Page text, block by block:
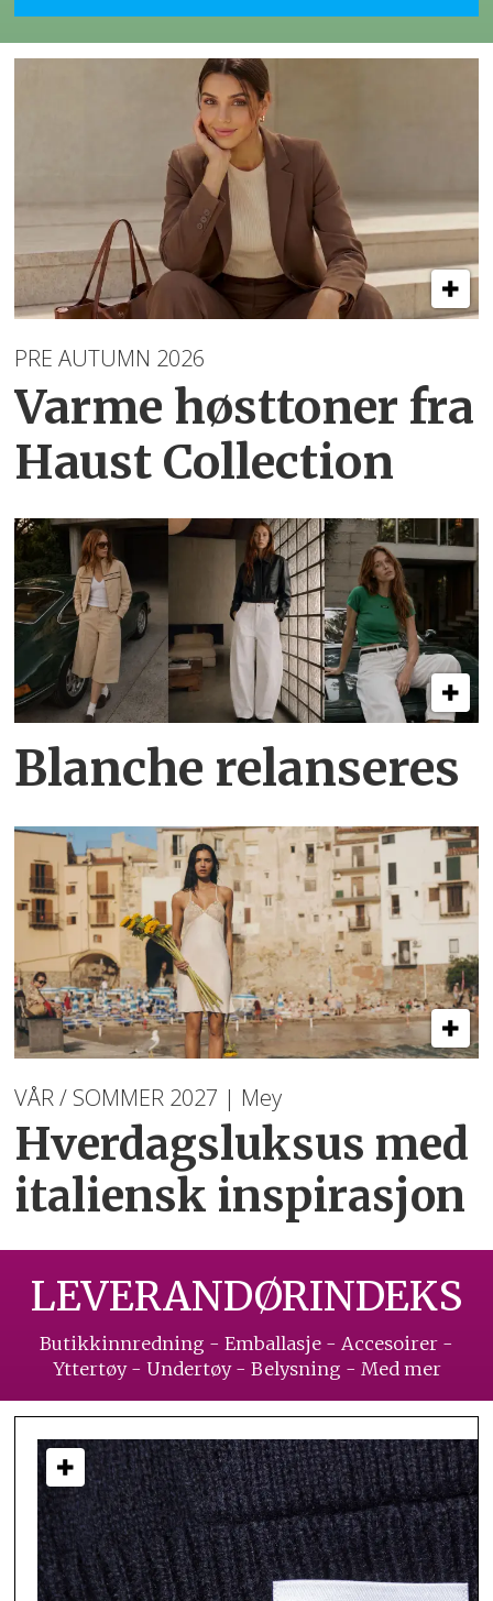
PRE AUTUMN 2026
Varme høsttoner fra
Haust Collection
Blanche relanseres
VÅR / SOMMER 2027 | Mey
Hverdagsluksus med
italiensk inspirasjon
LEVERANDØRINDEKS
Butikkinnredning - Emballasje - Accesoirer -
Yttertøy - Undertøy - Belysning - Med mer